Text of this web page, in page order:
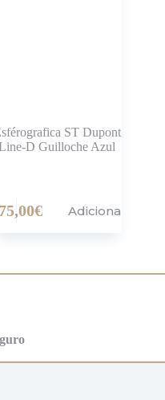
ST Dupont
D Guilloche Azul
€ Adicionar